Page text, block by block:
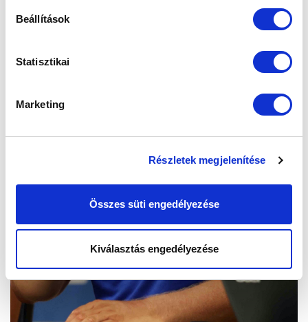
Beállítások
Statisztikai
Marketing
Részletek megjelenítése
Összes süti engedélyezése
Kiválasztás engedélyezése